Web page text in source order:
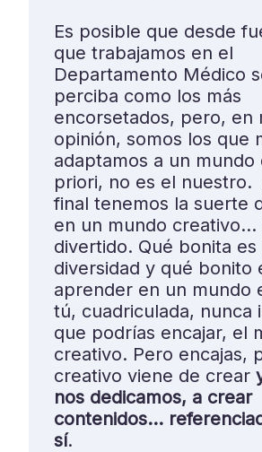
Es posible que desde
que trabajamos en el
Departamento Médico
perciba como los más
encorsetados, pero, en
opinión, somos los que
adaptamos a un mundo
priori, no es el nuestro.
final tenemos la suerte
en un mundo creativo…
divertido. Qué bonita es
diversidad y qué bonito
aprender en un mundo
tú, cuadriculada, nunca
que podrías encajar, el
creativo. Pero encajas,
creativo viene de crear
nos dedicamos, a crear
contenidos…
sí.